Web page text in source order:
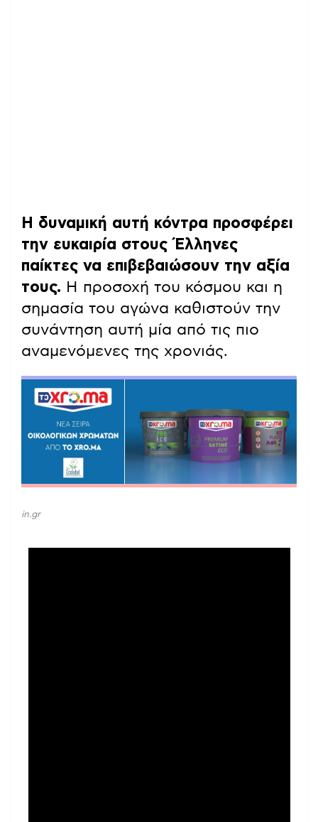
Η δυναμική αυτή κόντρα προσφέρει
την ευκαιρία στους Έλληνες
παίκτες να επιβεβαιώσουν την αξία
τους. Η προσοχή του κόσμου και η
σημασία του αγώνα καθιστούν την
συνάντηση αυτή μία από τις πιο
αναμενόμενες της χρονιάς.
in.gr